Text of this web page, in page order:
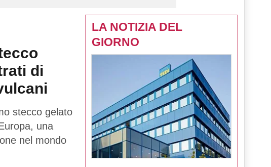
di
stecco gelato
una
nel mondo
LA NOTIZIA DEL
GIORNO